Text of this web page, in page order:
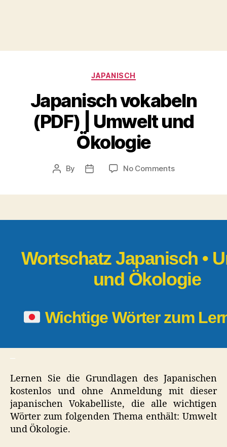
Categories
JAPANISCH
Japanisch vokabeln
(PDF) | Umwelt und
Ökologie
Post
By
Post
No Commentson
Wortschatz Japanisch •
und Ökologie
Wichtige Wörter zum
Lernen Sie die Grundlagen des Japanischen
kostenlos und ohne Anmeldung mit dieser
japanischen Vokabelliste, die alle wichtigen
Wörter zum folgenden Thema enthält: Umwelt
und Ökologie.